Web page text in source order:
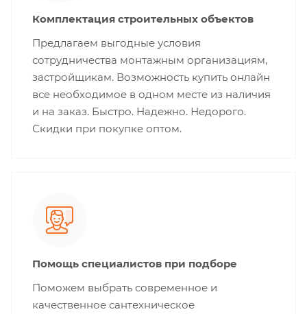
Комплектация строительных объектов
Предлагаем выгодные условия
сотрудничества монтажным организациям,
застройщикам. Возможность купить онлайн
все необходимое в одном месте из наличия
и на заказ. Быстро. Надежно. Недорого.
Скидки при покупке оптом.
Помощь специалистов при подборе
Поможем выбрать современное и
качественное сантехническое